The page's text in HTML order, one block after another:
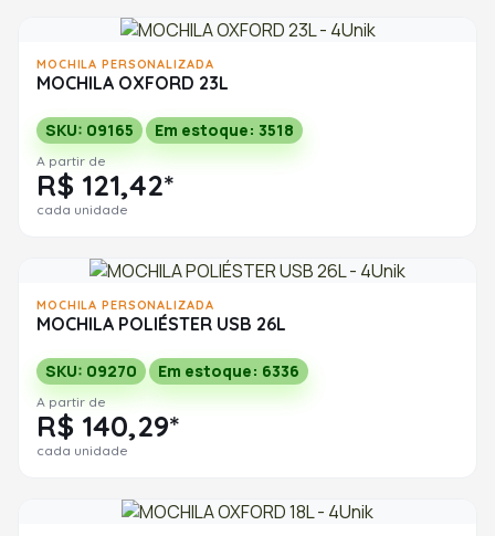
MOCHILA PERSONALIZADA
MOCHILA OXFORD 23L
SKU: 09165 Em estoque: 3518
A partir de
R$ 121,42*
cada unidade
MOCHILA PERSONALIZADA
MOCHILA POLIÉSTER USB 26L
SKU: 09270 Em estoque: 6336
A partir de
R$ 140,29*
cada unidade